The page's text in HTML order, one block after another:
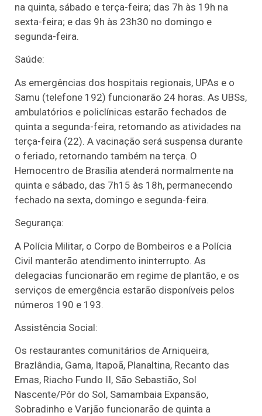
na quinta, sábado e terça-feira; das 7h às 19h na
sexta-feira; e das 9h às 23h30 no domingo e
segunda-feira.
Saúde:
As emergências dos hospitais regionais, UPAs e o
Samu (telefone 192) funcionarão 24 horas. As UBSs,
ambulatórios e policlínicas estarão fechados de
quinta a segunda-feira, retomando as atividades na
terça-feira (22). A vacinação será suspensa durante
o feriado, retornando também na terça. O
Hemocentro de Brasília atenderá normalmente na
quinta e sábado, das 7h15 às 18h, permanecendo
fechado na sexta, domingo e segunda-feira.
Segurança:
A Polícia Militar, o Corpo de Bombeiros e a Polícia
Civil manterão atendimento ininterrupto. As
delegacias funcionarão em regime de plantão, e os
serviços de emergência estarão disponíveis pelos
números 190 e 193.
Assistência Social:
Os restaurantes comunitários de Arniqueira,
Brazlândia, Gama, Itapoã, Planaltina, Recanto das
Emas, Riacho Fundo II, São Sebastião, Sol
Nascente/Pôr do Sol, Samambaia Expansão,
Sobradinho e Varjão funcionarão de quinta a